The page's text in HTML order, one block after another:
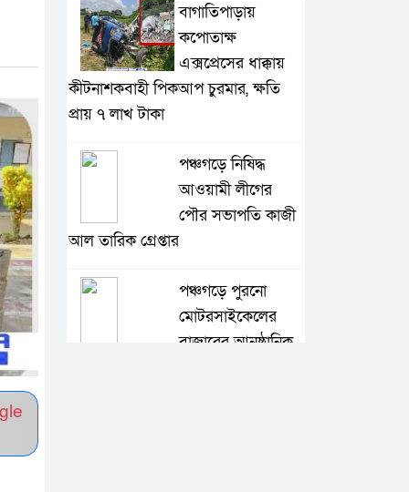
বাগাতিপাড়ায়
কপোতাক্ষ
এক্সপ্রেসের ধাক্কায়
কীটনাশকবাহী পিকআপ চুরমার, ক্ষতি
প্রায় ৭ লাখ টাকা
পঞ্চগড়ে নিষিদ্ধ
আওয়ামী লীগের
পৌর সভাপতি কাজী
আল তারিক গ্রেপ্তার
পঞ্চগড়ে পুরনো
মোটরসাইকেলের
বাজারের আনুষ্ঠানিক